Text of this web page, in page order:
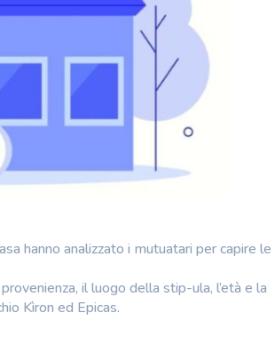
hanno analizzato i mutuatari per capire le
il luogo della stip-ula, l’età e la
Kìron ed Epicas.